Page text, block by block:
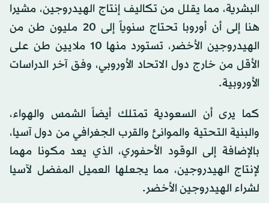
البشرية، مما يقلل من تكاليف إنتاج الهيدروجين، مشيرا
هنا إلى أن أوروبا تحتاج سنوياً إلى 20 مليون طن من
الهيدروجين الأخضر، تستورد منها 10 ملايين طن على
الأقل من خارج دول الاتحاد الأوروبي، وفق آخر الدراسات
الأوروبية.
كما يرى أن السعودية تمتلك أيضاً الشمس والهواء،
والبنية التحتية والموانئ والقرب الجغرافي من دول آسيا،
بالإضافة إلى الوقود الأحفوري، الذي يعد مكونا مهما
لإنتاج الهيدروجين، مما يجعلها العميل المفضل لآسيا
لشراء الهيدروجين الأخضر.